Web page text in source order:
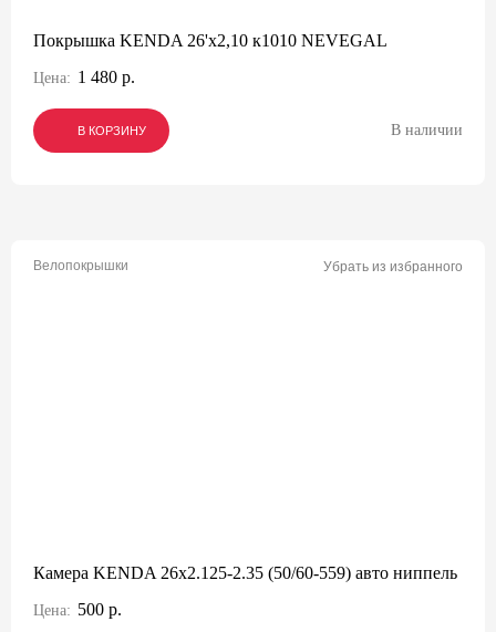
Покрышка KENDA 26'х2,10 к1010 NEVEGAL
Цена: 1 480 р.
В КОРЗИНУ
В КОРЗИНУ
В КОРЗИНУ В наличии
Велопокрышки Убрать из избранного
Камера KENDA 26x2.125-2.35 (50/60-559) авто ниппель
Цена: 500 р.